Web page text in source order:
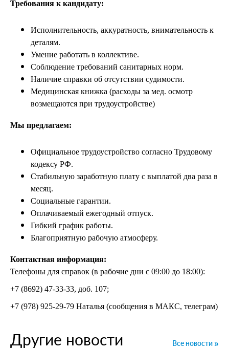
Требования к кандидату:
Исполнительность, аккуратность, внимательность к
деталям.
Умение работать в коллективе.
Соблюдение требований санитарных норм.
Наличие справки об отсутствии судимости.
Медицинская книжка (расходы за мед. осмотр
возмещаются при трудоустройстве)
Мы предлагаем:
Официальное трудоустройство согласно Трудовому
кодексу РФ.
Стабильную заработную плату с выплатой два раза в
месяц.
Социальные гарантии.
Оплачиваемый ежегодный отпуск.
Гибкий график работы.
Благоприятную рабочую атмосферу.
Контактная информация:
Телефоны для справок (в рабочие дни с 09:00 до 18:00):
+7 (8692) 47-33-33, доб. 107;
+7 (978) 925-29-79 Наталья (сообщения в МАКС, телеграм)
Другие новости Все новости